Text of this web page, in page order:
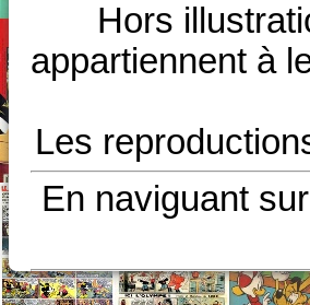
Hors
appartiennent à
Les
En naviguant